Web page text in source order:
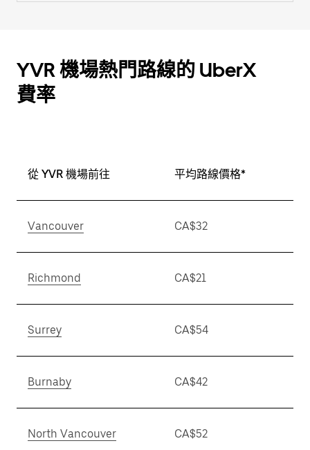
YVR 機場熱門路線的 UberX
費率
從 YVR 機場前往 平均路線價格*
Vancouver CA$32
Richmond CA$21
Surrey CA$54
Burnaby CA$42
North Vancouver CA$52